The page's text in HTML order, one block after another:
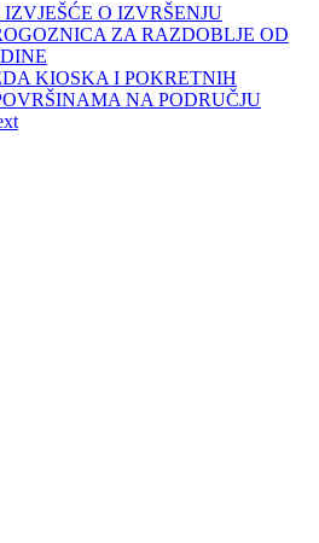
IZVJEŠĆE O IZVRŠENJU
ZA RAZDOBLJE OD
KIOSKA I POKRETNIH
NA PODRUČJU